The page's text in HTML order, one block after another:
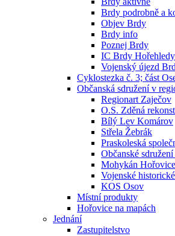
Brdy podrobně a
Objev Brdy
Brdy info
Poznej Brdy
IC Brdy Hořehledy
Vojenský újezd
Cyklostezka č. 3; část
Občanská sdružení v
Regionart Zaječov
O.S. Zděná
Bílý Lev Komárov
Střela Žebrák
Praskoleská
Občanské
Mohykán Hořovice
Vojenské
KOS Osov
Místní produkty
Hořovice na mapách
Jednání
Zastupitelstvo